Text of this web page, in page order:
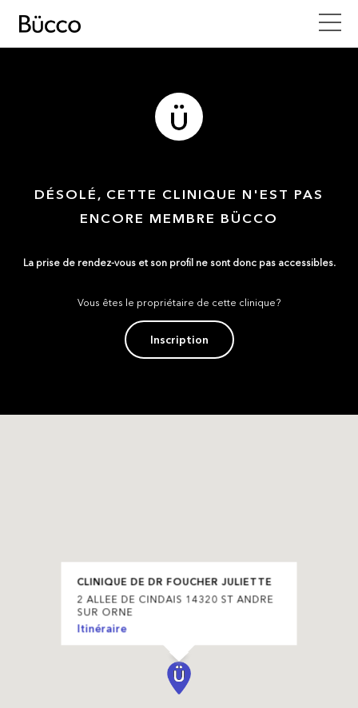
DÉSOLÉ, CETTE CLINIQUE N'EST PAS
ENCORE MEMBRE BÜCCO
La prise de rendez-vous et son profil ne sont donc pas accessibles.
Vous êtes le propriétaire de cette clinique?
Inscription
CLINIQUE DE DR FOUCHER JULIETTE
2 ALLEE DE CINDAIS 14320 ST ANDRE
SUR ORNE
Itinéraire